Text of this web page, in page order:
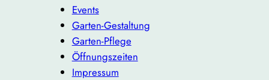
Events
Garten-Gestaltung
Garten-Pflege
Öffnungszeiten
Impressum